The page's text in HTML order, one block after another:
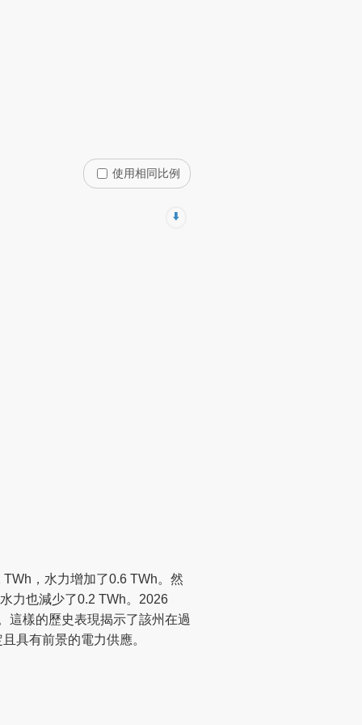
使用相同比例
⬇️
，水力增加了0.6 TWh。然
力也減少了0.2 TWh。2026
這樣的歷史表現揭示了該州在過
具有前景的電力供應。